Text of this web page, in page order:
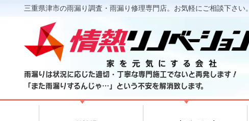
三重県津市の雨漏り調査・雨漏り修理専門店。お気軽にご相談下さい。
雨漏りは状況に応じた適切・丁寧な専門施工でないと再発します！
「また雨漏りするんじゃ…」という不安を解消致します。